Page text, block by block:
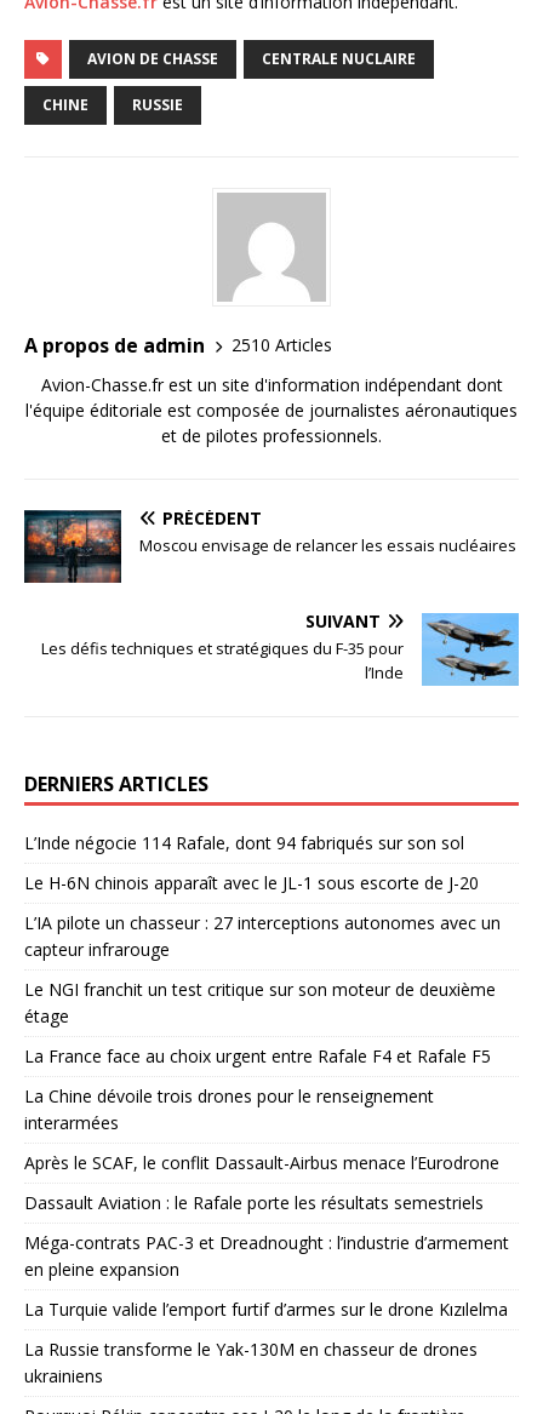
AVION DE CHASSE CENTRALE NUCLAIRE
CHINE RUSSIE
A propos de admin
2510 Articles
Avion-Chasse.fr est un site d'information indépendant dont
l'équipe éditoriale est composée de journalistes aéronautiques
et de pilotes professionnels.
PRÉCÉDENT
Moscou envisage de relancer les essais nucléaires
SUIVANT
Les défis techniques et stratégiques du F-35 pour
l’Inde
DERNIERS ARTICLES
L’Inde négocie 114 Rafale, dont 94 fabriqués sur son sol
Le H-6N chinois apparaît avec le JL-1 sous escorte de J-20
L’IA pilote un chasseur : 27 interceptions autonomes avec un
capteur infrarouge
Le NGI franchit un test critique sur son moteur de deuxième
étage
La France face au choix urgent entre Rafale F4 et Rafale F5
La Chine dévoile trois drones pour le renseignement
interarmées
Après le SCAF, le conflit Dassault-Airbus menace l’Eurodrone
Dassault Aviation : le Rafale porte les résultats semestriels
Méga-contrats PAC-3 et Dreadnought : l’industrie d’armement
en pleine expansion
La Turquie valide l’emport furtif d’armes sur le drone Kızılelma
La Russie transforme le Yak-130M en chasseur de drones
ukrainiens